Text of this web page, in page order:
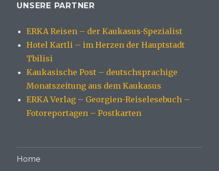
UNSERE PARTNER
ERKA Reisen – der Kaukasus-Spezialist
Hotel Kartli – im Herzen der Hauptstadt
Tbilisi
Kaukasische Post – deutschsprachige
Monatszeitung aus dem Kaukasus
ERKA Verlag – Georgien-Reiselesebuch –
Fotoreportagen – Postkarten
Home